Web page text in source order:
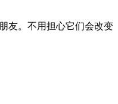
友。不用担心它们会改变